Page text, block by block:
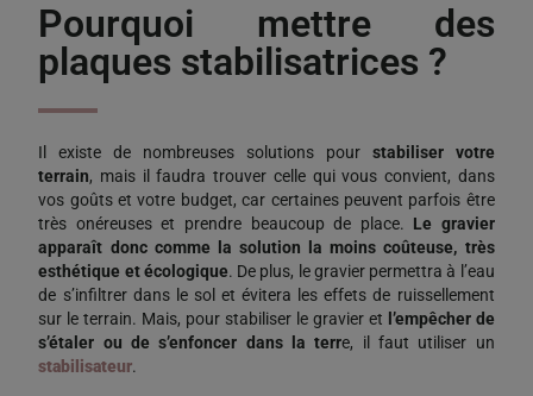
Pourquoi mettre des
plaques stabilisatrices ?
Il existe de nombreuses solutions pour stabiliser votre
terrain, mais il faudra trouver celle qui vous convient, dans
vos goûts et votre budget, car certaines peuvent parfois être
très onéreuses et prendre beaucoup de place. Le gravier
apparaît donc comme la solution la moins coûteuse, très
esthétique et écologique. De plus, le gravier permettra à l’eau
de s’infiltrer dans le sol et évitera les effets de ruissellement
sur le terrain. Mais, pour stabiliser le gravier et l’empêcher de
s’étaler ou de s’enfoncer dans la terre, il faut utiliser un
stabilisateur.